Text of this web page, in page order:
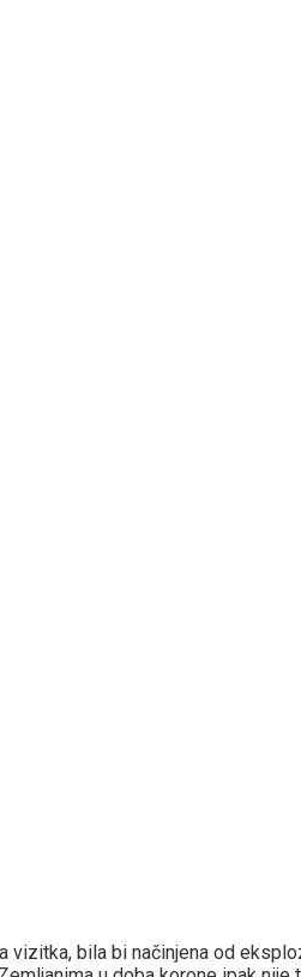
vizitka, bila bi načinjena od